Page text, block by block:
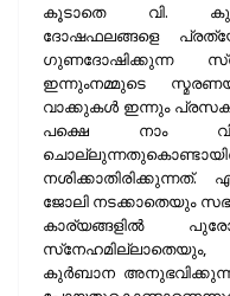
കൂടാതെ വി.
ദോഷഫലങ്ങളെ
ഗുണദോഷിക്കുന്ന
ഇന്നുംനമ്മുടെ
വാക്കുകള്‍ ഇന്നും
പക്ഷെ നാം
ജോലി നടക്കാതെയും
കാര്യങ്ങളില്‍
സ്‌നേഹമില്ലാതെയും,
കുര്‍ബാന